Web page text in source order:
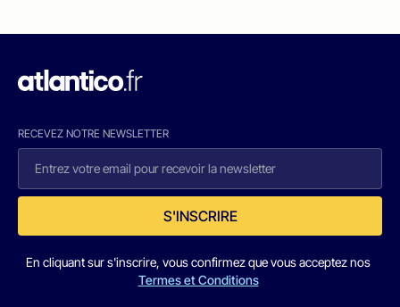
RECEVEZ NOTRE NEWSLETTER
S'INSCRIRE
En cliquant sur s'inscrire, vous confirmez que vous acceptez nos
Termes et Conditions